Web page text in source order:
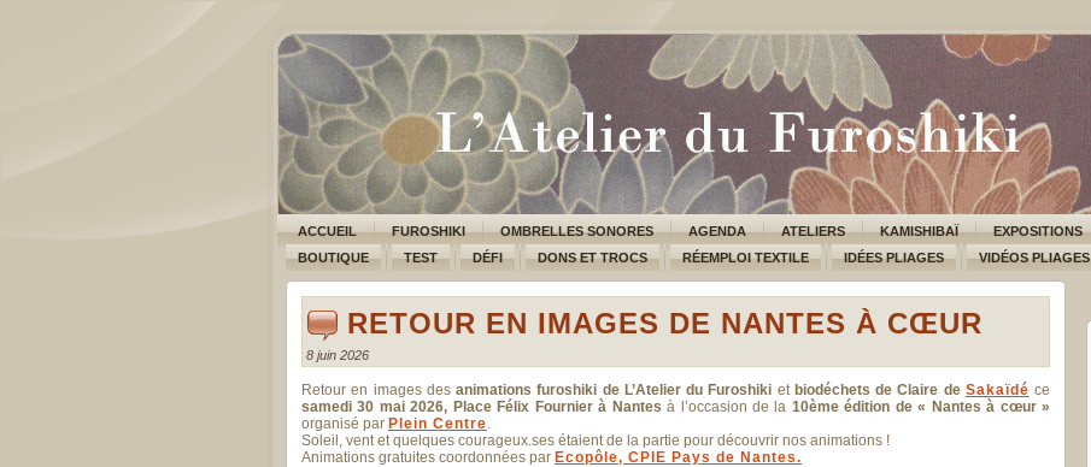
ACCUEIL FUROSHIKI OMBRELLES SONORES AGENDA ATELIERS KAMISHIBAÏ EXPOSITIONS
BOUTIQUE
TEST DÉFI DONS ET TROCS RÉEMPLOI TEXTILE IDÉES PLIAGES VIDÉOS PLIAGES
RETOUR EN IMAGES DE NANTES À CŒUR
8 juin 2026
Retour en images des animations furoshiki de L’Atelier du Furoshiki et biodéchets de Claire de Sakaïdé ce
samedi 30 mai 2026, Place Félix Fournier à Nantes à l’occasion de la 10ème édition de « Nantes à cœur »
organisé par Plein Centre
Soleil, vent et quelques courageux.ses étaient de la partie pour découvrir nos animations !
Animations gratuites coordonnées par Ecopôle, CPIE Pays de Nantes.